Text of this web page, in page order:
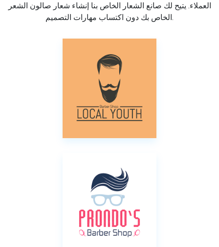
العملاء. يتيح لك صانع الشعار الخاص بنا إنشاء شعار صالون الشعر
الخاص بك دون اكتساب مهارات التصميم.